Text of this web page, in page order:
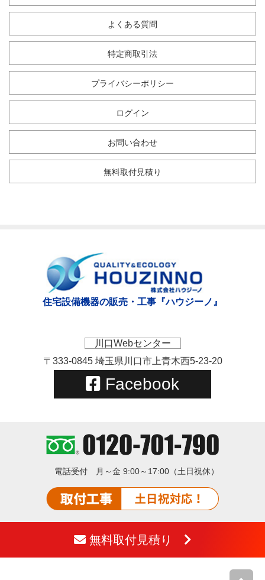
よくある質問
特定商取引法
プライバシーポリシー
ログイン
お問い合わせ
無料取付見積り
住宅設備機器の販売・工事『ハウジーノ』
川口Webセンター
〒333-0845 埼玉県川口市上青木西5-23-20
Facebook
電話受付 月～金 9:00～17:00（土日祝休）
無料取付見積り